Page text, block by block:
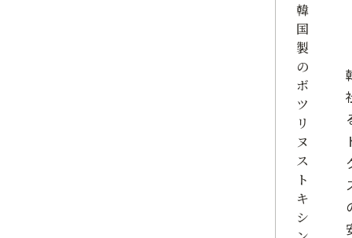
韓
国
製
の
ボ
ツ
リ
ヌ
ス
ト
キ
シ